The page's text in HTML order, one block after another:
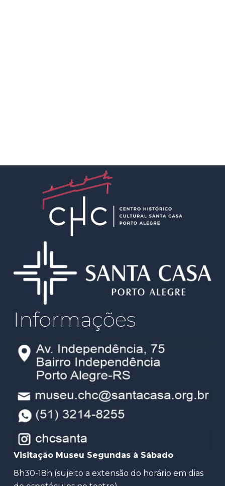
Informações
Visitação Museu Segundas à Sábado
8h30-18h (sujeito a extensão do horário em dias